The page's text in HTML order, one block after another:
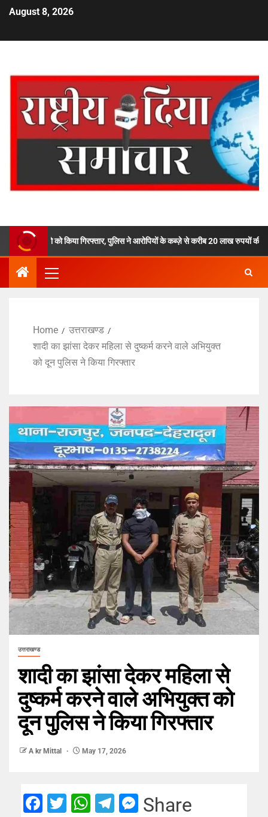
August 8, 2026
किया गिरफ्तार, पुलिस ने आरोपियों के कब्ज़े से करीब 20 लाख रुपयों की अवैध स्मैक की
Home
उत्तराखण्ड
शादी का झांसा देकर महिला से दुष्कर्म करने वाले अभियुक्त
को दून पुलिस ने किया गिरफ्तार
उत्तराखण्ड
शादी का झांसा देकर महिला से
दुष्कर्म करने वाले अभियुक्त को
दून पुलिस ने किया गिरफ्तार
A kr Mittal May 17, 2026
Facebook
TwitterWhatsApp
Telegram
Messenger
Share